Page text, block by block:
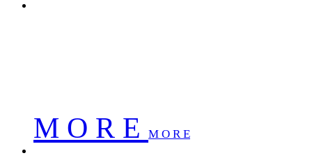
M O R E M O R E